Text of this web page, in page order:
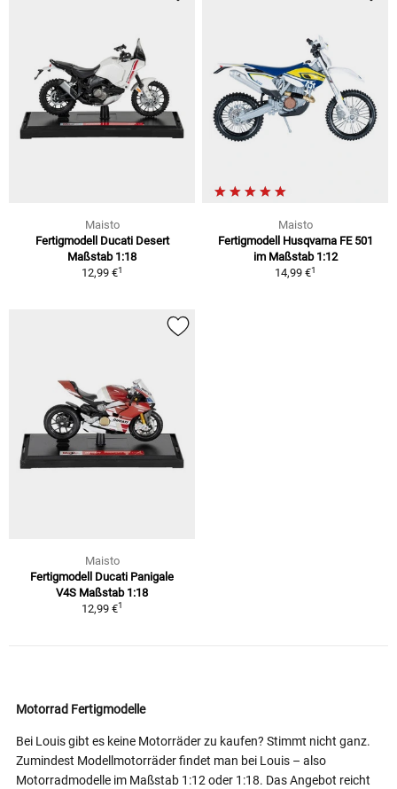
Maisto
Fertigmodell Ducati Desert
Maßstab 1:18
12,99 €1
Maisto
Fertigmodell Husqvarna FE 501
im Maßstab 1:12
14,99 €1
Maisto
Fertigmodell Ducati Panigale
V4S Maßstab 1:18
12,99 €1
Motorrad Fertigmodelle
Bei Louis gibt es keine Motorräder zu kaufen? Stimmt nicht ganz.
Zumindest Modellmotorräder findet man bei Louis – also
Motorradmodelle im Maßstab 1:12 oder 1:18. Das Angebot reicht